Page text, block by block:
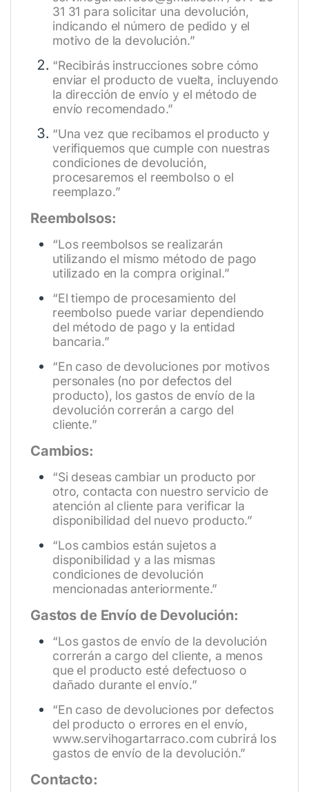
31 31 para solicitar una devolución,
indicando el número de pedido y el
motivo de la devolución.”
“Recibirás instrucciones sobre cómo
enviar el producto de vuelta, incluyendo
la dirección de envío y el método de
envío recomendado.”
“Una vez que recibamos el producto y
verifiquemos que cumple con nuestras
condiciones de devolución,
procesaremos el reembolso o el
reemplazo.”
Reembolsos:
“Los reembolsos se realizarán
utilizando el mismo método de pago
utilizado en la compra original.”
“El tiempo de procesamiento del
reembolso puede variar dependiendo
del método de pago y la entidad
bancaria.”
“En caso de devoluciones por motivos
personales (no por defectos del
producto), los gastos de envío de la
devolución correrán a cargo del
cliente.”
Cambios:
“Si deseas cambiar un producto por
otro, contacta con nuestro servicio de
atención al cliente para verificar la
disponibilidad del nuevo producto.”
“Los cambios están sujetos a
disponibilidad y a las mismas
condiciones de devolución
mencionadas anteriormente.”
Gastos de Envío de Devolución:
“Los gastos de envío de la devolución
correrán a cargo del cliente, a menos
que el producto esté defectuoso o
dañado durante el envío.”
“En caso de devoluciones por defectos
del producto o errores en el envío,
www.servihogartarraco.com cubrirá los
gastos de envío de la devolución.”
Contacto: